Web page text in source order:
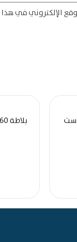
الإلكتروني في